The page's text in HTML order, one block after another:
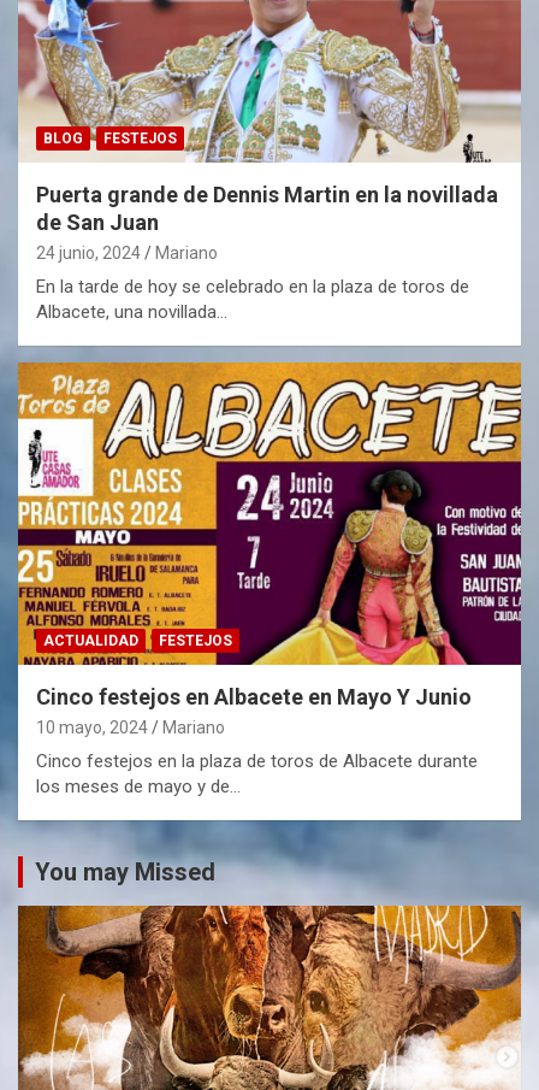
BLOG FESTEJOS
Puerta grande de Dennis Martin en la novillada
de San Juan
24 junio, 2024 Mariano
En la tarde de hoy se celebrado en la plaza de toros de
Albacete, una novillada…
ACTUALIDAD FESTEJOS
Cinco festejos en Albacete en Mayo Y Junio
10 mayo, 2024 Mariano
Cinco festejos en la plaza de toros de Albacete durante
los meses de mayo y de…
You may Missed